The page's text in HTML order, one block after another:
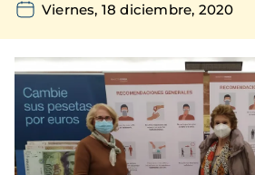
Viernes, 18 diciembre, 2020